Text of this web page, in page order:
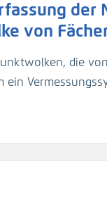
der
von
die
ein
Als
an der
wird.
m/s und die